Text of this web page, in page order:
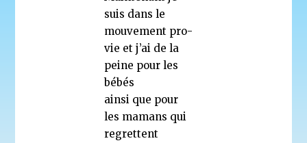
suis dans le
mouvement pro-
vie et j’ai de la
peine pour les
bébés
ainsi que pour
les mamans qui
regrettent